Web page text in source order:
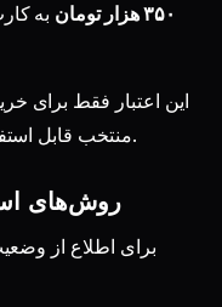
۳۵۰ هزار تومان
به
این اعتبار فقط برای
منتخب قابل استفاده بوده و امکان برداشت نقدی ندارد.
📲 روش‌های
برای اطلاع از